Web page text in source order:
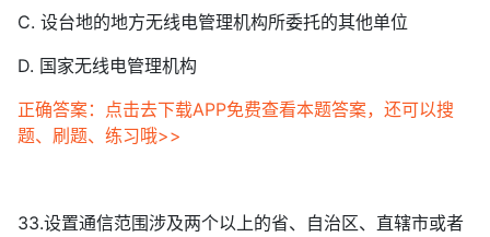
C. 设台地的地方无线电管理机构所委托的其他单位
D. 国家无线电管理机构
正确答案：点击去下载APP免费查看本题答案，还可以搜
题、刷题、练习哦>>
33.设置通信范围涉及两个以上的省、自治区、直辖市或者